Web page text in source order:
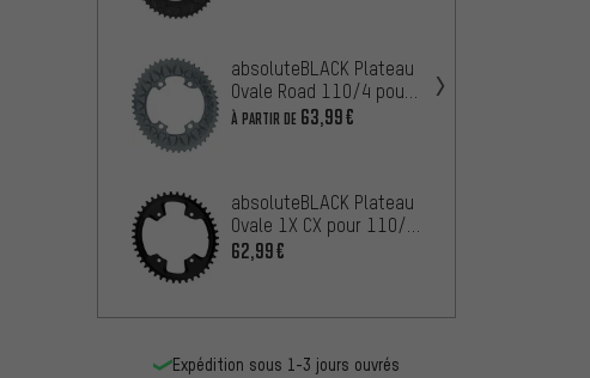
absoluteBLACK Plateau
Ovale Road 110/4 pour
Sub-Compact
À PARTIR DE 63,99€
absoluteBLACK Plateau
Ovale 1X CX pour 110/4
BCD
62,99€
Expédition sous 1-3 jours ouvrés